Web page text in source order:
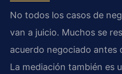
No todos los casos de
van a juicio. Muchos se
acuerdo negociado antes
La mediación también es